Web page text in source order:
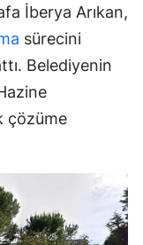
İberya Arıkan,
sürecini
Belediyenin
çözüme